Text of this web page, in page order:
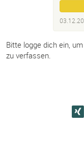
Bitte logge dich ein,
zu verfassen.